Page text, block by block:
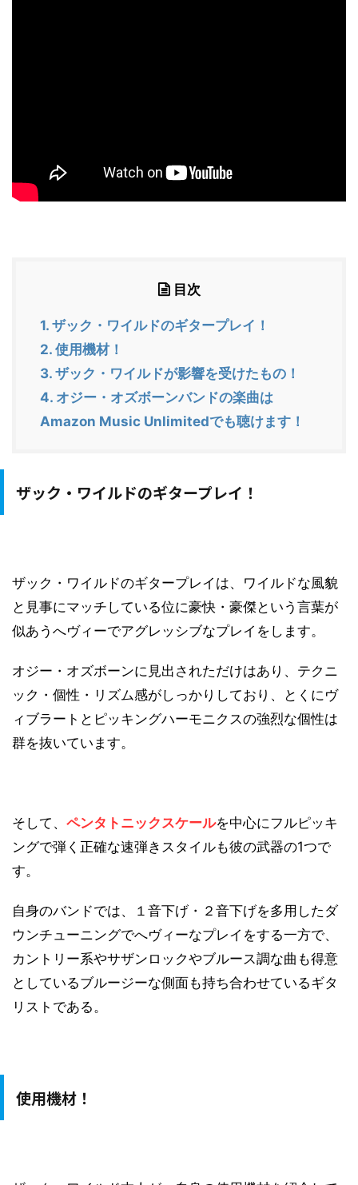
目次
1. ザック・ワイルドのギタープレイ！
2. 使用機材！
3. ザック・ワイルドが影響を受けたもの！
4. オジー・オズボーンバンドの楽曲は
Amazon Music Unlimitedでも聴けます！
ザック・ワイルドのギタープレイ！
ザック・ワイルドのギタープレイは、ワイルドな風貌
と見事にマッチしている位に豪快・豪傑という言葉が
似あうへヴィーでアグレッシブなプレイをします。
オジー・オズボーンに見出されただけはあり、テクニ
ック・個性・リズム感がしっかりしており、とくにヴ
ィブラートとピッキングハーモニクスの強烈な個性は
群を抜いています。
そして、 ペンタトニックスケールを中心にフルピッキ
ングで弾く正確な速弾きスタイルも彼の武器の1つで
す。
自身のバンドでは、１音下げ・２音下げを多用したダ
ウンチューニングでへヴィーなプレイをする一方で、
カントリー系やサザンロックやブルース調な曲も得意
としているブルージーな側面も持ち合わせているギタ
リストである。
使用機材！